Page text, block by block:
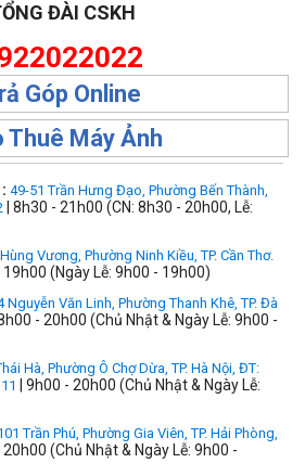
ĐÀI CSKH
Góp Online
Thuê Máy Ảnh
49-51 Trần Hưng Đạo, Phường Bến Thành,
| 8h30 - 21h00 (CN: 8h30 - 20h00, Lễ:
Vương, Phường Ninh Kiều, TP. Cần Thơ.
19h00 (Ngày Lễ: 9h00 - 19h00)
Nguyễn Văn Linh, Phường Thanh Khê, TP. Đà
8h00 - 20h00 (Chủ Nhật & Ngày Lễ: 9h00 -
Hà, Phường Ô Chợ Dừa, TP. Hà Nội, ĐT:
| 9h00 - 20h00 (Chủ Nhật & Ngày Lễ:
Trần Phú, Phường Gia Viên, TP. Hải Phòng,
20h00 (Chủ Nhật & Ngày Lễ: 9h00 -